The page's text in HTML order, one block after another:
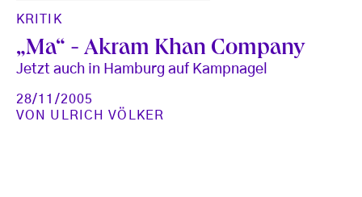
KRITIK
„Ma“ - Akram Khan Company
Jetzt auch in Hamburg auf Kampnagel
28/11/2005
VON ULRICH VÖLKER